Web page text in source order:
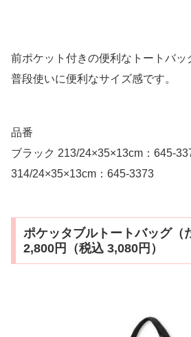
前ポケット付きの便利なトートバッ
普段使いに便利なサイズ感です。
品番
ブラック 213/24×35×13cm：645-
314/24×35×13cm：645-3373
ポケッタブルトートバッグ
2,800円（税込 3,080円）